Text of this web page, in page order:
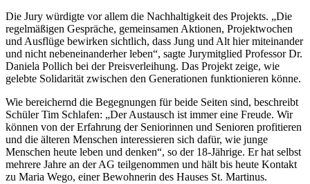
Die Jury würdigte vor allem die Nachhaltigkeit des Projekts. „Die
regelmäßigen Gespräche, gemeinsamen Aktionen, Projektwochen
und Ausflüge bewirken sichtlich, dass Jung und Alt hier miteinander
und nicht nebeneinanderher leben“, sagte Jurymitglied Professor Dr.
Daniela Pollich bei der Preisverleihung. Das Projekt zeige, wie
gelebte Solidarität zwischen den Generationen funktionieren könne.
Wie bereichernd die Begegnungen für beide Seiten sind, beschreibt
Schüler Tim Schlafen: „Der Austausch ist immer eine Freude. Wir
können von der Erfahrung der Seniorinnen und Senioren profitieren
und die älteren Menschen interessieren sich dafür, wie junge
Menschen heute leben und denken“, so der 18-Jährige. Er hat selbst
mehrere Jahre an der AG teilgenommen und hält bis heute Kontakt
zu Maria Wego, einer Bewohnerin des Hauses St. Martinus.